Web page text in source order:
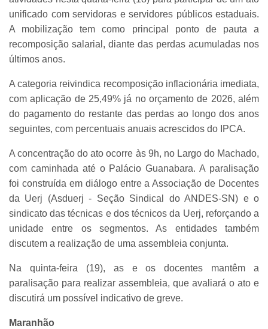
unificado com servidoras e servidores públicos estaduais.
A mobilização tem como principal ponto de pauta a
recomposição salarial, diante das perdas acumuladas nos
últimos anos.
A categoria reivindica recomposição inflacionária imediata,
com aplicação de 25,49% já no orçamento de 2026, além
do pagamento do restante das perdas ao longo dos anos
seguintes, com percentuais anuais acrescidos do IPCA.
A concentração do ato ocorre às 9h, no Largo do Machado,
com caminhada até o Palácio Guanabara. A paralisação
foi construída em diálogo entre a Associação de Docentes
da Uerj (Asduerj - Seção Sindical do ANDES-SN) e o
sindicato das técnicas e dos técnicos da Uerj, reforçando a
unidade entre os segmentos. As entidades também
discutem a realização de uma assembleia conjunta.
Na quinta-feira (19), as e os docentes mantêm a
paralisação para realizar assembleia, que avaliará o ato e
discutirá um possível indicativo de greve.
Maranhão